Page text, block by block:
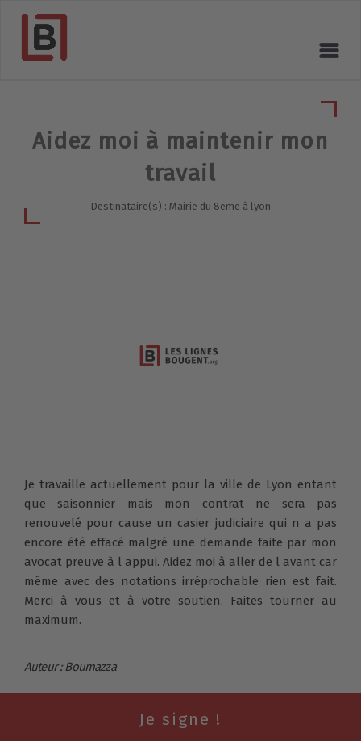
Aidez moi à maintenir mon
travail
Destinataire(s) : Mairie du 8eme à lyon
Je travaille actuellement pour la ville de Lyon entant
que saisonnier mais mon contrat ne sera pas
renouvelé pour cause un casier judiciaire qui n a pas
encore été effacé malgré une demande faite par mon
avocat preuve à l appui. Aidez moi à aller de l avant car
même avec des notations irréprochable rien est fait.
Merci à vous et à votre soutien. Faites tourner au
maximum.
Auteur : Boumazza